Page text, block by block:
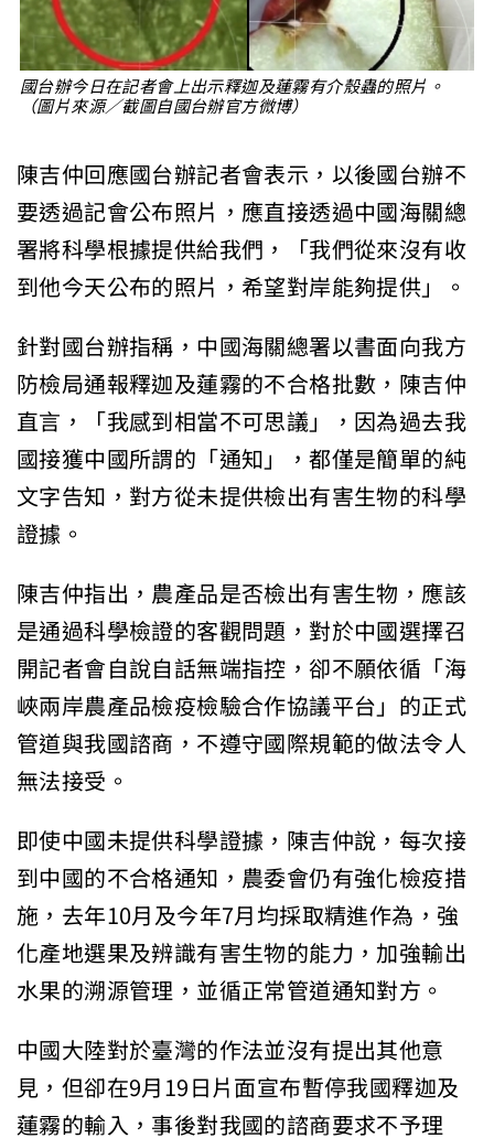
國台辦今日在記者會上出示釋迦及蓮霧有介殼蟲的照片。
（圖片來源／截圖自國台辦官方微博）
陳吉仲回應國台辦記者會表示，以後國台辦不
要透過記會公布照片，應直接透過中國海關總
署將科學根據提供給我們，「我們從來沒有收
到他今天公布的照片，希望對岸能夠提供」。
針對國台辦指稱，中國海關總署以書面向我方
防檢局通報釋迦及蓮霧的不合格批數，陳吉仲
直言，「我感到相當不可思議」，因為過去我
國接獲中國所謂的「通知」，都僅是簡單的純
文字告知，對方從未提供檢出有害生物的科學
證據。
陳吉仲指出，農產品是否檢出有害生物，應該
是通過科學檢證的客觀問題，對於中國選擇召
開記者會自說自話無端指控，卻不願依循「海
峽兩岸農產品檢疫檢驗合作協議平台」的正式
管道與我國諮商，不遵守國際規範的做法令人
無法接受。
即使中國未提供科學證據，陳吉仲說，每次接
到中國的不合格通知，農委會仍有強化檢疫措
施，去年10月及今年7月均採取精進作為，強
化產地選果及辨識有害生物的能力，加強輸出
水果的溯源管理，並循正常管道通知對方。
中國大陸對於臺灣的作法並沒有提出其他意
見，但卻在9月19日片面宣布暫停我國釋迦及